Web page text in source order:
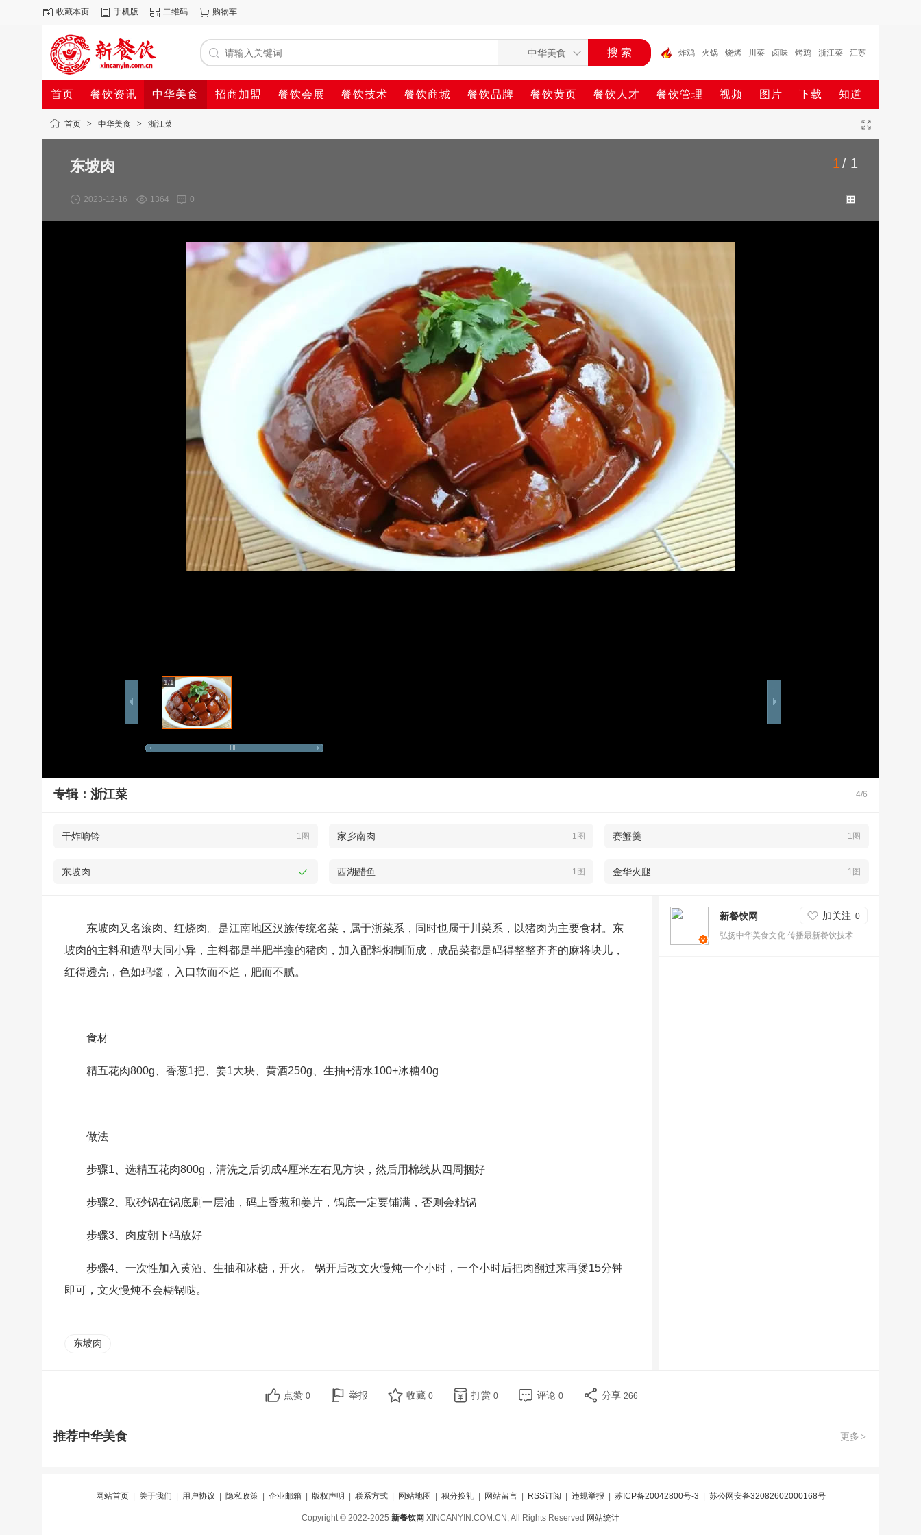
收藏本页 手机版 二维码 购物车
炸鸡 火锅 烧烤 川菜 卤味 烤鸡 浙江菜 江苏
菜 淮扬菜 豆腐
首页 餐饮资讯 中华美食 招商加盟 餐饮会展 餐饮技术 餐饮商城 餐饮品牌 餐饮黄页 餐饮人才 餐饮管理 视频 图片 下载 知道
首页 > 中华美食 > 浙江菜
1/ 1
东坡肉
2023-12-16 1364 0
1/1
4/6
专辑：浙江菜
1图
干炸响铃 1图
家乡南肉 1图
赛蟹羹
东坡肉 1图
西湖醋鱼 1图
金华火腿
东坡肉又名滚肉、红烧肉。是江南地区汉族传统名菜，属于浙菜系，同时也属于川菜系，以猪肉为主要食材。东
坡肉的主料和造型大同小异，主料都是半肥半瘦的猪肉，加入配料焖制而成，成品菜都是码得整整齐齐的麻将块儿，
红得透亮，色如玛瑙，入口软而不烂，肥而不腻。
食材
精五花肉800g、香葱1把、姜1大块、黄酒250g、生抽+清水100+冰糖40g
做法
步骤1、选精五花肉800g，清洗之后切成4厘米左右见方块，然后用棉线从四周捆好
步骤2、取砂锅在锅底刷一层油，码上香葱和姜片，锅底一定要铺满，否则会粘锅
步骤3、肉皮朝下码放好
步骤4、一次性加入黄酒、生抽和冰糖，开火。 锅开后改文火慢炖一个小时，一个小时后把肉翻过来再煲15分钟
即可，文火慢炖不会糊锅哒。
东坡肉
新餐饮网 加关注 0
弘扬中华美食文化 传播最新餐饮技术
点赞 0 举报 收藏 0 打赏 0 评论 0 分享 266
更多 >
推荐中华美食
网站首页| 关于我们 用户协议 隐私政策| 企业邮箱 版权声明 联系方式| 网站地图 积分换礼| 网站留言| RSS订阅 违规举报 苏ICP备20042800号-3 苏公网安备32082602000168号
Copyright © 2022-2025 新餐饮网 XINCANYIN.COM.CN, All Rights Reserved 网站统计